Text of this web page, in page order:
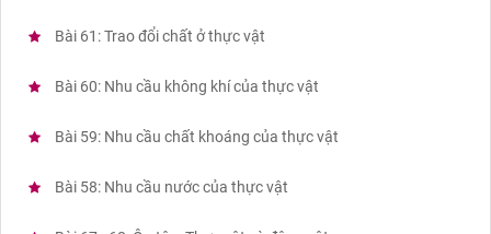
Bài 61: Trao đổi chất ở thực vật
Bài 60: Nhu cầu không khí của thực vật
Bài 59: Nhu cầu chất khoáng của thực vật
Bài 58: Nhu cầu nước của thực vật